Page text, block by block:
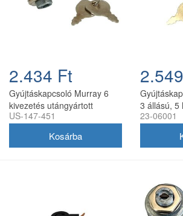
2.434 Ft
Gyújtáskapcsoló Murray 6
kivezetés utángyártott
US-147-451
3 állású, 5
23-06001